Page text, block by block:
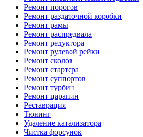
Ремонт порогов
Ремонт раздаточной коробки
Ремонт рамы
Ремонт распредвала
Ремонт редуктора
Ремонт рулевой рейки
Ремонт сколов
Ремонт стартера
Ремонт суппортов
Ремонт турбин
Ремонт царапин
Реставрация
Тюнинг
Удаление катализатора
Чистка форсунок